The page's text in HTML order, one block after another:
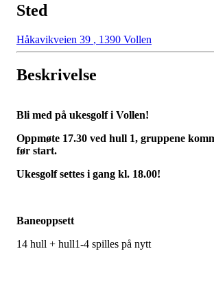
Sted
Håkavikveien 39 , 1390 Vollen
Beskrivelse
Bli med på ukesgolf i Vollen!
Oppmøte 17.30 ved hull 1, gruppene
før start.
Ukesgolf settes i gang kl. 18.00!
Baneoppsett
14 hull + hull1-4 spilles på nytt